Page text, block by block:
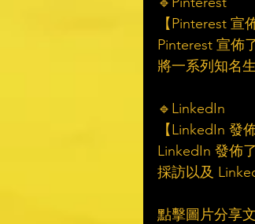
【Pinterest
Pinterest 宣佈
將一系列知名
🔹LinkedIn
【LinkedIn 發
LinkedIn 發佈
採訪以及
點擊圖片分享